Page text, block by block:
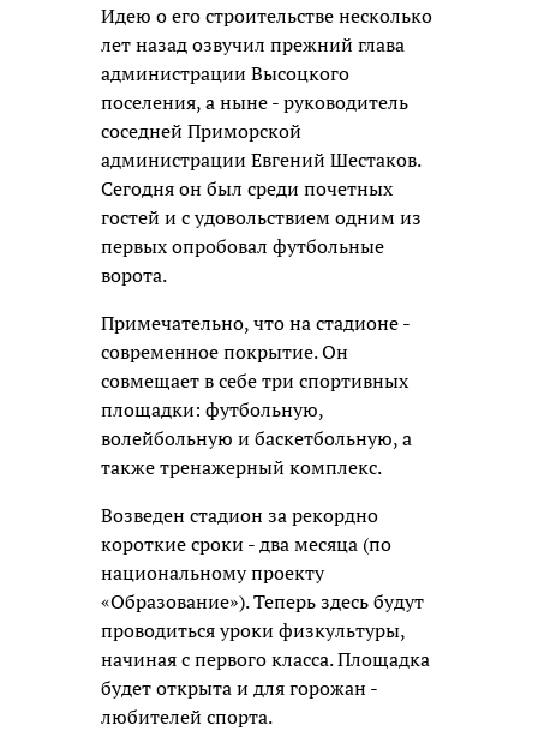
Идею о его строительстве несколько
лет назад озвучил прежний глава
администрации Высоцкого
поселения, а ныне - руководитель
соседней Приморской
администрации Евгений Шестаков.
Сегодня он был среди почетных
гостей и с удовольствием одним из
первых опробовал футбольные
ворота.
Примечательно, что на стадионе -
современное покрытие. Он
совмещает в себе три спортивных
площадки: футбольную,
волейбольную и баскетбольную, а
также тренажерный комплекс.
Возведен стадион за рекордно
короткие сроки - два месяца (по
национальному проекту
«Образование»). Теперь здесь будут
проводиться уроки физкультуры,
начиная с первого класса. Площадка
будет открыта и для горожан -
любителей спорта.